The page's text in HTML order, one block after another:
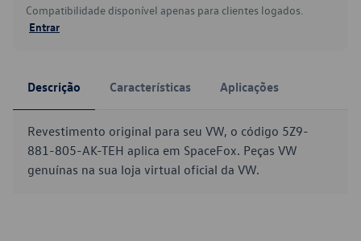
Compatibilidade disponível apenas para clientes logados.
Entrar
Descrição Características Aplicações
Revestimento original para seu VW, o código 5Z9-
881-805-AK-TEH aplica em SpaceFox. Peças VW
genuínas na sua loja virtual oficial da VW.